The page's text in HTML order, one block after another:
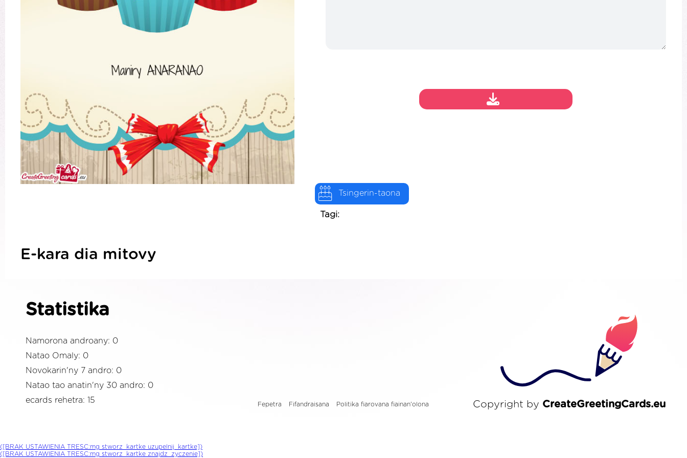
Tsingerin-taona
Tagi:
E-kara dia mitovy
Statistika
Namorona androany: 0
Natao Omaly: 0
Novokarin'ny 7 andro: 0
Natao tao anatin'ny 30 andro: 0
ecards rehetra: 15
Fepetra Fifandraisana Politika fiarovana fiainan'olona Copyright by CreateGreetingCards.eu
([BRAK USTAWIENIA TRESC:mg stworz_kartke uzupelnij_kartke])
([BRAK USTAWIENIA TRESC:mg stworz_kartke znajdz_zyczenie])